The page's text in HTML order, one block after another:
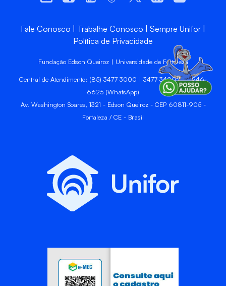
Fale Conosco Trabalhe Conosco
Sempre Unifor
Política de Privacidade
Fundação Edson Queiroz | Universidade de Fortaleza
Central de Atendimento: (85) 3477-3000 | 3477-3400 | 99246-
6625 (WhatsApp)
Av. Washington Soares, 1321 - Edson Queiroz - CEP 60811-905 -
Fortaleza / CE - Brasil